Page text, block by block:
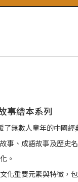
事繪本系列
了無數人童年的中國經
事、成語故事及歷史
。
化重要元素與特徵，